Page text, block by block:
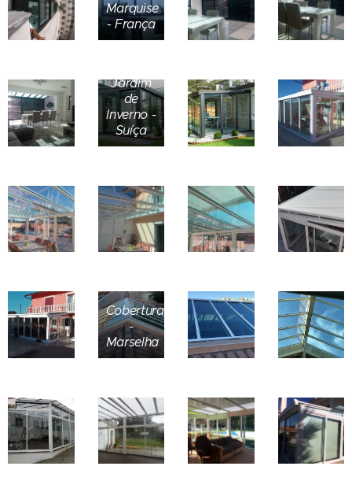
Marquise
- França
Jardim
de
Inverno -
Suíça
Cobertura
-
Marselha